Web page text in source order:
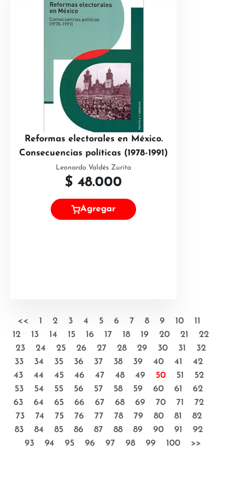
Reformas electorales en México.
Consecuencias políticas (1978-1991)
Leonardo Valdés Zurita
$ 48.000
Agregar
<< 1 2 3 4 5 6 7 8 9 10
11
12
13 14 15 16 17 18 19 20 21
22
23
24 25 26 27 28 29 30 31
32
33
34 35 36 37 38 39 40 41
42
43
44 45 46 47 48 49 50 51
52
53
54 55 56 57 58 59 60 61
62
63
64 65 66 67 68 69 70 71
72
73
74 75 76 77 78 79 80 81
82
83
84 85 86 87 88 89 90 91
92
93
94 95 96 97 98 99 100 >>